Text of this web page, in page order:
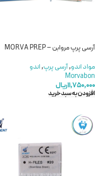
آرسی پرپ مروابن – MORVA PREP
مواد اندو,آرسی پرپ,اندو
Morvabon
۱۱,۷۵۰,۰۰۰ریال
افزودن به سبد خرید